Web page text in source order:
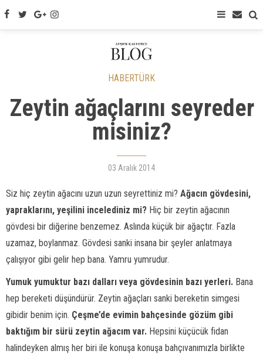
HABERTÜRK
Zeytin ağaçlarını seyreder
misiniz?
03 Aralık 2014
Siz hiç zeytin ağacını uzun uzun seyrettiniz mi? Ağacın gövdesini,
yapraklarını, yeşilini incelediniz mi? Hiç bir zeytin ağacının
gövdesi bir diğerine benzemez. Aslında küçük bir ağaçtır. Fazla
uzamaz, boylanmaz. Gövdesi sanki insana bir şeyler anlatmaya
çalışıyor gibi gelir hep bana. Yamru yumrudur.
Yumuk yumuktur bazı dalları veya gövdesinin bazı yerleri. Bana
hep bereketi düşündürür. Zeytin ağaçları sanki bereketin simgesi
gibidir benim için. Çeşme’de evimin bahçesinde gözüm gibi
baktığım bir sürü zeytin ağacım var. Hepsini küçücük fidan
halindeyken almış her biri ile konuşa konuşa bahçıvanımızla birlikte